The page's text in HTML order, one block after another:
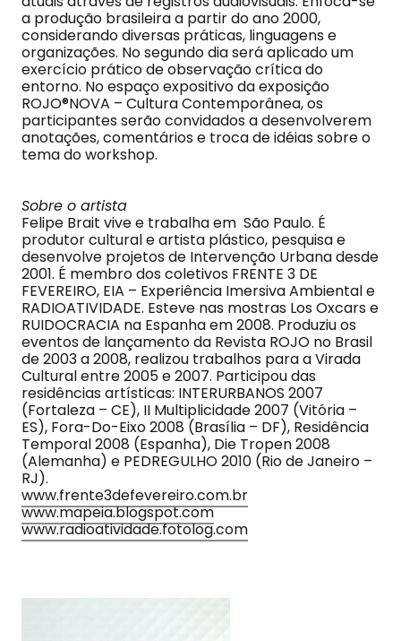
a produção brasileira a partir do ano 2000,
considerando diversas práticas, linguagens e
organizações. No segundo dia será aplicado um
exercício prático de observação crítica do
entorno. No espaço expositivo da exposição
ROJO®NOVA – Cultura Contemporânea, os
participantes serão convidados a desenvolverem
anotações, comentários e troca de idéias sobre o
tema do workshop.
Sobre o artista
Felipe Brait vive e trabalha em São Paulo. É
produtor cultural e artista plástico, pesquisa e
desenvolve projetos de Intervenção Urbana desde
2001. É membro dos coletivos FRENTE 3 DE
FEVEREIRO, EIA – Experiência Imersiva Ambiental e
RADIOATIVIDADE. Esteve nas mostras Los Oxcars e
RUIDOCRACIA na Espanha em 2008. Produziu os
eventos de lançamento da Revista ROJO no Brasil
de 2003 a 2008, realizou trabalhos para a Virada
Cultural entre 2005 e 2007. Participou das
residências artísticas: INTERURBANOS 2007
(Fortaleza – CE), II Multiplicidade 2007 (Vitória –
ES), Fora-Do-Eixo 2008 (Brasília – DF), Residência
Temporal 2008 (Espanha), Die Tropen 2008
(Alemanha) e PEDREGULHO 2010 (Rio de Janeiro –
RJ).
www.frente3defevereiro.com.br
www.mapeia.blogspot.com
www.radioatividade.fotolog.com